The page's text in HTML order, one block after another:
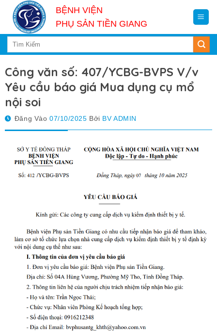
content
BỆNH VIỆN
PHỤ SẢN TIỀN GIANG
Công văn số: 407/YCBG-BVPS V/v
Yêu cầu báo giá Mua dụng cụ mổ
nội soi
Đăng Vào 07/10/2025 Bởi BV ADMIN